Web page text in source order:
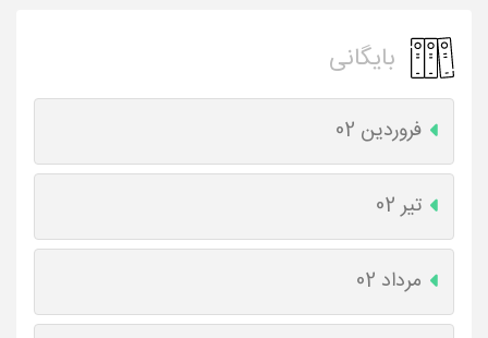
بایگانی
فروردین 02
تیر 02
مرداد 02